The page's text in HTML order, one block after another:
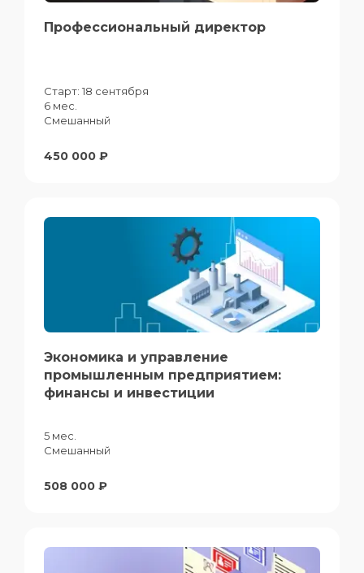
Профессиональный директор
Старт: 18 сентября
6 мес.
Смешанный
450 000 ₽
Экономика и управление
промышленным предприятием:
финансы и инвестиции
5 мес.
Смешанный
508 000 ₽